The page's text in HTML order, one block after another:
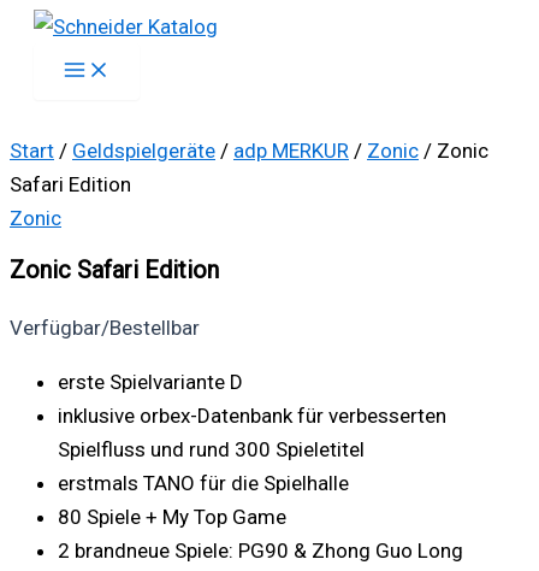
Zum
Start / Geldspielgeräte / adp MERKUR / Zonic / Zonic
Safari Edition
Zonic
Zonic Safari Edition
Verfügbar/Bestellbar
erste Spielvariante D
inklusive orbex-Datenbank für verbesserten
Spielfluss und rund 300 Spieletitel
erstmals TANO für die Spielhalle
80 Spiele + My Top Game
2 brandneue Spiele: PG90 & Zhong Guo Long